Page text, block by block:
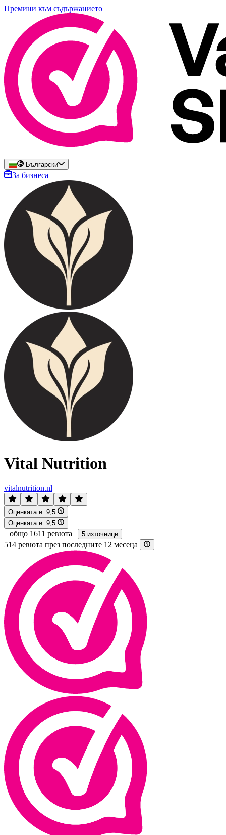
Премини към съдържанието
Български
За бизнеса
Vital Nutrition
vitalnutrition.nl
Оценката е: 9,5
Оценката е: 9,5
| общо 1611 ревюта | 5 източници
514 ревюта през последните 12 месеца